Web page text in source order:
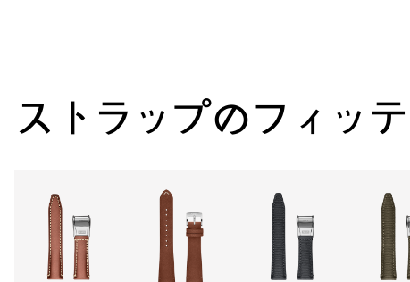
キャリバー
直径30.00mm、13 1/4リーニュ
ストラップのフィッ